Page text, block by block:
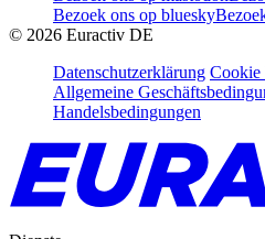
Bezoek ons op bluesky
© 2026 Euractiv DE
Datenschutzerklärung
Allgemeine
Handelsbedingungen